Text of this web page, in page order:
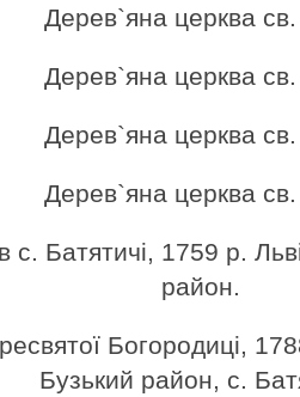
Дерев`яна церква
Дерев`яна церква
Дерев`яна церква
Дерев`яна церква
Батятичі, 1759 р.
район.
Богородиці,
Бузький район, с.